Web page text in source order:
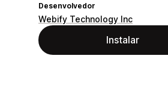
Desenvolvedor
Webify Technology Inc
Instalar